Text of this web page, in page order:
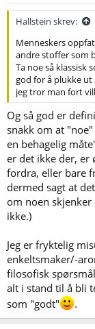
Hallstein skrev:
Menneskers
andre stoffer som
Ta noe så klassisk
god for å plukke ut
jeg tror man fort
Og så god er
snakk om at
en behagelig
er det ikke der, er
fordra, eller bare
dermed sagt at
om noen skjenker
ikke.)
Jeg er fryktelig
enkeltsmaker/-
filosofisk
alt i stand til å bli
som "godt"
.